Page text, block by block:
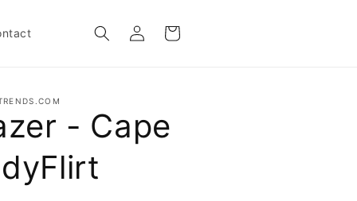
ConnexionPanier
- Cape